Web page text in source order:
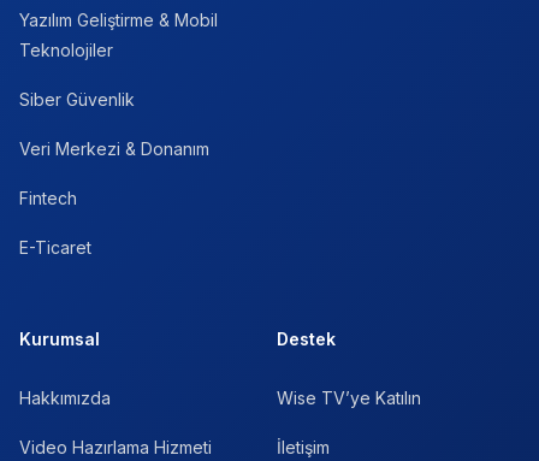
Yazılım Geliştirme & Mobil
Teknolojiler
Siber Güvenlik
Veri Merkezi & Donanım
Fintech
E-Ticaret
Kurumsal
Hakkımızda
Video Hazırlama Hizmeti
Destek
Wise TV’ye Katılın
İletişim